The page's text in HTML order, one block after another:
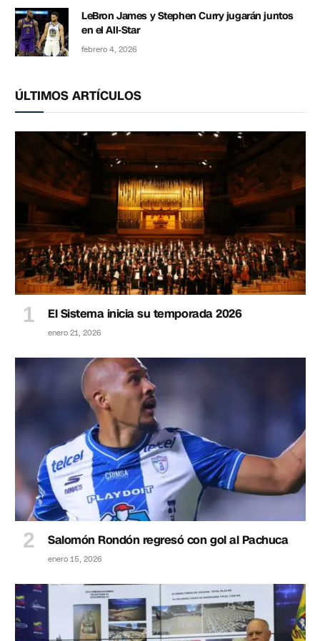
LeBron James y Stephen Curry jugarán juntos
en el All-Star
febrero 4, 2026
ÚLTIMOS ARTÍCULOS
El Sistema inicia su temporada 2026
enero 21, 2026
Salomón Rondón regresó con gol al Pachuca
enero 15, 2026